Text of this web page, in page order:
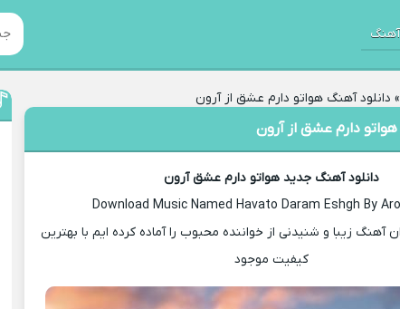
» دانلود آهنگ هواتو دارم عشق از آرون
دارم عشق از آرون
دانلود آهنگ جدید هواتو دارم عشق آرون
Download Music Named Havato Daram Eshgh By
آهنگ زیبا و شنیدنی از خواننده محبوب را آماده کرده ایم با بهترین
کیفیت موجود